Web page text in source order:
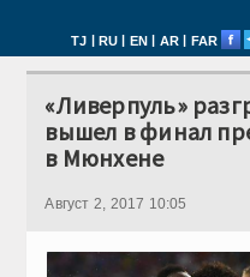
TJ | RU | EN | AR | FAR
«Ливерпуль»
вышел в финал
в Мюнхене
Август 2, 2017 10:05